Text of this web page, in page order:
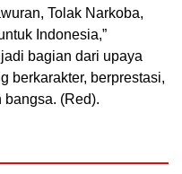
Tolak Narkoba,
Indonesia,”
bagian dari upaya
berkarakter, berprestasi,
(Red).